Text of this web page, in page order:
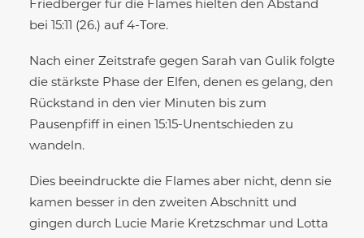
Friedberger für die Flames hielten den Abstand
bei 15:11 (26.) auf 4-Tore.
Nach einer Zeitstrafe gegen Sarah van Gulik folgte
die stärkste Phase der Elfen, denen es gelang, den
Rückstand in den vier Minuten bis zum
Pausenpfiff in einen 15:15-Unentschieden zu
wandeln.
Dies beeindruckte die Flames aber nicht, denn sie
kamen besser in den zweiten Abschnitt und
gingen durch Lucie Marie Kretzschmar und Lotta